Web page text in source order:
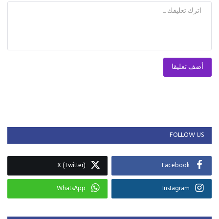
أضف تعليقا
FOLLOW US
Facebook
X (Twitter)
Instagram
WhatsApp